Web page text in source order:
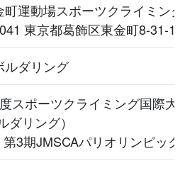
町運動場スポーツクライミン
東京都葛飾区東金町8-31-1
ルダリング
スポーツクライミング国際大
ダリング）
3期JMSCAパリオリンピッ